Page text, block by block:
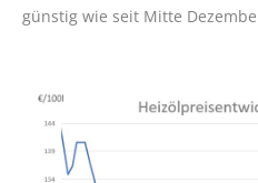
günstig wie seit Mitte